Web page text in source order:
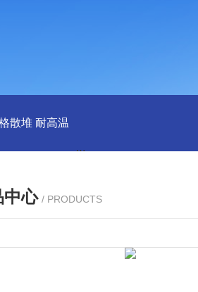
散堆 耐高温
中心 / PRODUCTS